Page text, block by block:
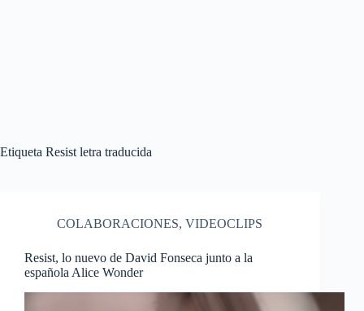
Etiqueta Resist letra traducida
COLABORACIONES, VIDEOCLIPS
Resist, lo nuevo de David Fonseca junto a la
española Alice Wonder